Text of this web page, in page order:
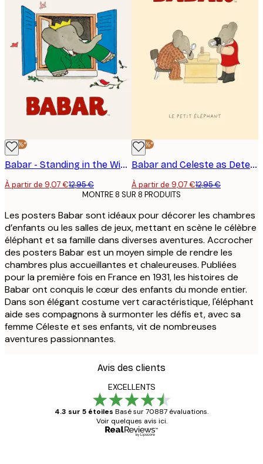
-30%*
Babar - Standing in the Window Affiche
À partir de 9,07 €12,95 €
-30%*
Babar and Celeste as Detectives Affiche
À partir de 9,07 €12,95 €
MONTRE 8 SUR 8 PRODUITS
Les posters Babar sont idéaux pour décorer les chambres
d’enfants ou les salles de jeux, mettant en scène le célèbre
éléphant et sa famille dans diverses aventures. Accrocher
des posters Babar est un moyen simple de rendre les
chambres plus accueillantes et chaleureuses. Publiées
pour la première fois en France en 1931, les histoires de
Babar ont conquis le cœur des enfants du monde entier.
Dans son élégant costume vert caractéristique, l'éléphant
aide ses compagnons à surmonter les défis et, avec sa
femme Céleste et ses enfants, vit de nombreuses
aventures passionnantes.
Avis des clients
EXCELLENTS
4.3 sur 5 étoiles Basé sur 70887 évaluations.
Voir quelques avis ici.